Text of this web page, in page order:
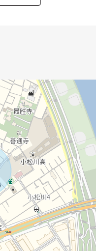
钟(约170m)
・・・
跟我们联系。